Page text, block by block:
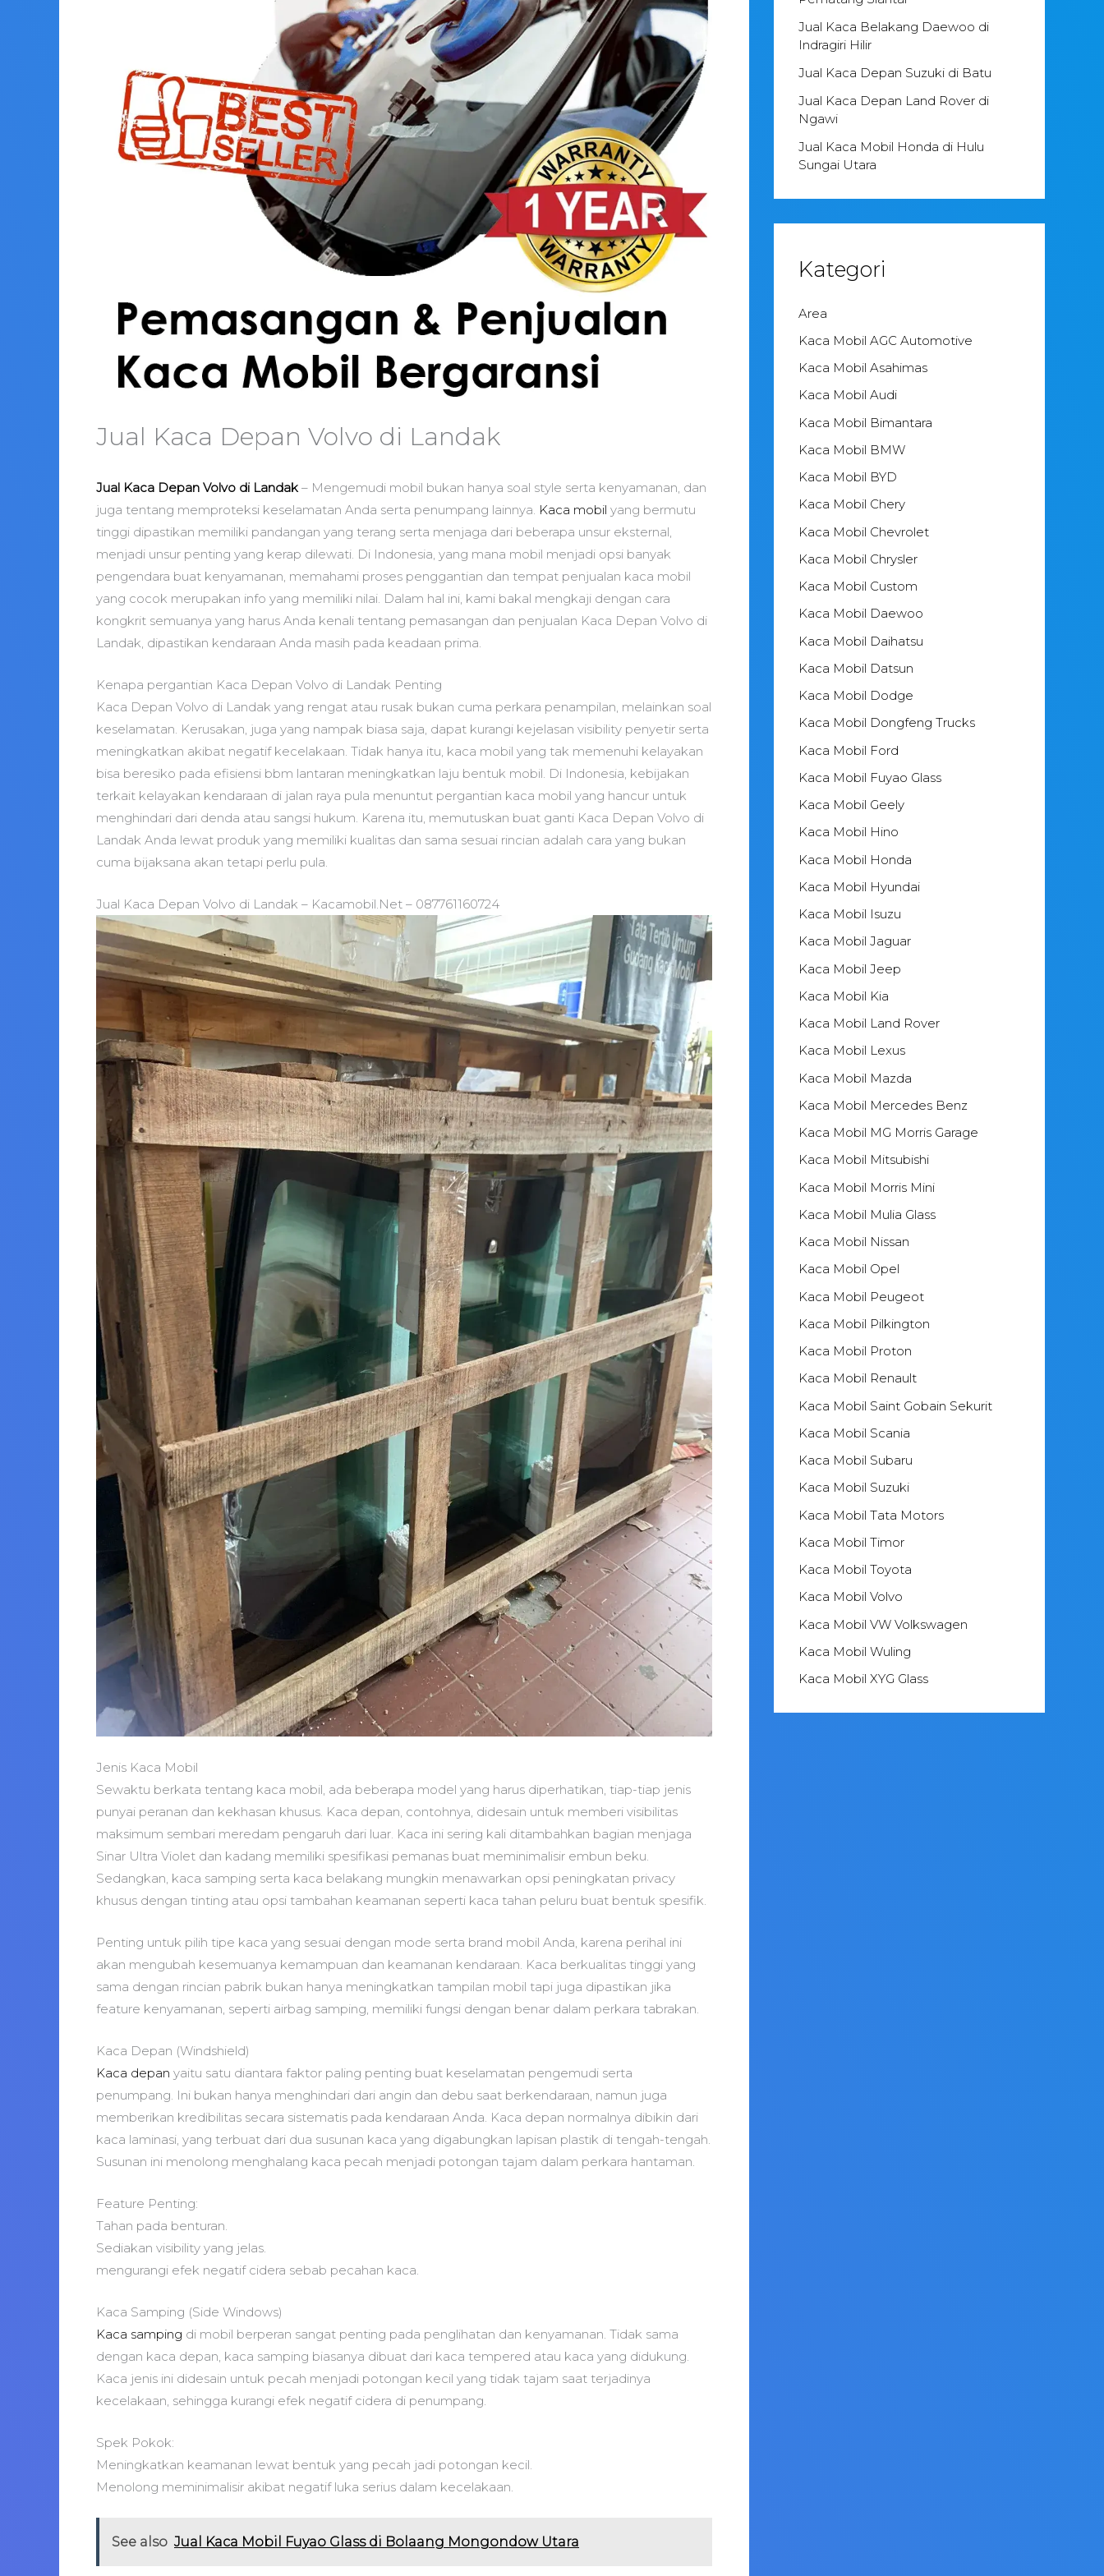
Jual Kaca Depan Volvo di Landak
Jual Kaca Depan Volvo di Landak– Mengemudi mobil bukan hanya soal style serta kenyamanan, dan
juga tentang memproteksi keselamatan Anda serta penumpang lainnya. Kaca mobil yang bermutu
tinggi dipastikan memiliki pandangan yang terang serta menjaga dari beberapa unsur eksternal,
menjadi unsur penting yang kerap dilewati. Di Indonesia, yang mana mobil menjadi opsi banyak
pengendara buat kenyamanan, memahami proses penggantian dan tempat penjualan kaca mobil
yang cocok merupakan info yang memiliki nilai. Dalam hal ini, kami bakal mengkaji dengan cara
kongkrit semuanya yang harus Anda kenali tentang pemasangan dan penjualan Kaca Depan Volvo di
Landak, dipastikan kendaraan Anda masih pada keadaan prima.
Kenapa pergantian Kaca Depan Volvo di Landak Penting
Kaca Depan Volvo di Landak yang rengat atau rusak bukan cuma perkara penampilan, melainkan soal
keselamatan. Kerusakan, juga yang nampak biasa saja, dapat kurangi kejelasan visibility penyetir serta
meningkatkan akibat negatif kecelakaan. Tidak hanya itu, kaca mobil yang tak memenuhi kelayakan
bisa beresiko pada efisiensi bbm lantaran meningkatkan laju bentuk mobil. Di Indonesia, kebijakan
terkait kelayakan kendaraan di jalan raya pula menuntut pergantian kaca mobil yang hancur untuk
menghindari dari denda atau sangsi hukum. Karena itu, memutuskan buat ganti Kaca Depan Volvo di
Landak Anda lewat produk yang memiliki kualitas dan sama sesuai rincian adalah cara yang bukan
cuma bijaksana akan tetapi perlu pula.
Jual Kaca Depan Volvo di Landak – Kacamobil.Net – 087761160724
Jenis Kaca Mobil
Sewaktu berkata tentang kaca mobil, ada beberapa model yang harus diperhatikan, tiap-tiap jenis
punyai peranan dan kekhasan khusus. Kaca depan, contohnya, didesain untuk memberi visibilitas
maksimum sembari meredam pengaruh dari luar. Kaca ini sering kali ditambahkan bagian menjaga
Sinar Ultra Violet dan kadang memiliki spesifikasi pemanas buat meminimalisir embun beku.
Sedangkan, kaca samping serta kaca belakang mungkin menawarkan opsi peningkatan privacy
khusus dengan tinting atau opsi tambahan keamanan seperti kaca tahan peluru buat bentuk spesifik.
Penting untuk pilih tipe kaca yang sesuai dengan mode serta brand mobil Anda, karena perihal ini
akan mengubah kesemuanya kemampuan dan keamanan kendaraan. Kaca berkualitas tinggi yang
sama dengan rincian pabrik bukan hanya meningkatkan tampilan mobil tapi juga dipastikan jika
feature kenyamanan, seperti airbag samping, memiliki fungsi dengan benar dalam perkara tabrakan.
Kaca Depan (Windshield)
Kaca depan yaitu satu diantara faktor paling penting buat keselamatan pengemudi serta
penumpang. Ini bukan hanya menghindari dari angin dan debu saat berkendaraan, namun juga
memberikan kredibilitas secara sistematis pada kendaraan Anda. Kaca depan normalnya dibikin dari
kaca laminasi, yang terbuat dari dua susunan kaca yang digabungkan lapisan plastik di tengah-tengah.
Susunan ini menolong menghalang kaca pecah menjadi potongan tajam dalam perkara hantaman.
Feature Penting:
Tahan pada benturan.
Sediakan visibility yang jelas.
mengurangi efek negatif cidera sebab pecahan kaca.
Kaca Samping (Side Windows)
Kaca samping di mobil berperan sangat penting pada penglihatan dan kenyamanan. Tidak sama
dengan kaca depan, kaca samping biasanya dibuat dari kaca tempered atau kaca yang didukung.
Kaca jenis ini didesain untuk pecah menjadi potongan kecil yang tidak tajam saat terjadinya
kecelakaan, sehingga kurangi efek negatif cidera di penumpang.
Spek Pokok:
Meningkatkan keamanan lewat bentuk yang pecah jadi potongan kecil.
Menolong meminimalisir akibat negatif luka serius dalam kecelakaan.
See also Jual Kaca Mobil Fuyao Glass di Bolaang Mongondow Utara
Jual Kaca Belakang Daewoo di
Indragiri Hilir
Jual Kaca Depan Suzuki di Batu
Jual Kaca Depan Land Rover di
Ngawi
Jual Kaca Mobil Honda di Hulu
Sungai Utara
Kategori
Area
Kaca Mobil AGC Automotive
Kaca Mobil Asahimas
Kaca Mobil Audi
Kaca Mobil Bimantara
Kaca Mobil BMW
Kaca Mobil BYD
Kaca Mobil Chery
Kaca Mobil Chevrolet
Kaca Mobil Chrysler
Kaca Mobil Custom
Kaca Mobil Daewoo
Kaca Mobil Daihatsu
Kaca Mobil Datsun
Kaca Mobil Dodge
Kaca Mobil Dongfeng Trucks
Kaca Mobil Ford
Kaca Mobil Fuyao Glass
Kaca Mobil Geely
Kaca Mobil Hino
Kaca Mobil Honda
Kaca Mobil Hyundai
Kaca Mobil Isuzu
Kaca Mobil Jaguar
Kaca Mobil Jeep
Kaca Mobil Kia
Kaca Mobil Land Rover
Kaca Mobil Lexus
Kaca Mobil Mazda
Kaca Mobil Mercedes Benz
Kaca Mobil MG Morris Garage
Kaca Mobil Mitsubishi
Kaca Mobil Morris Mini
Kaca Mobil Mulia Glass
Kaca Mobil Nissan
Kaca Mobil Opel
Kaca Mobil Peugeot
Kaca Mobil Pilkington
Kaca Mobil Proton
Kaca Mobil Renault
Kaca Mobil Saint Gobain Sekurit
Kaca Mobil Scania
Kaca Mobil Subaru
Kaca Mobil Suzuki
Kaca Mobil Tata Motors
Kaca Mobil Timor
Kaca Mobil Toyota
Kaca Mobil Volvo
Kaca Mobil VW Volkswagen
Kaca Mobil Wuling
Kaca Mobil XYG Glass